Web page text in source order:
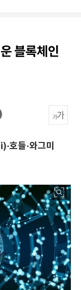
블록체인
호들·와그미